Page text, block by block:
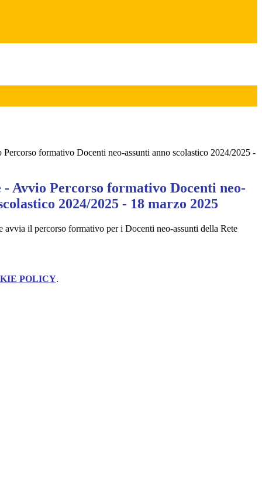
formativo Docenti neo-assunti anno scolastico 2024/2025 -
- Avvio Percorso formativo Docenti neo-
2024/2025 - 18 marzo 2025
il percorso formativo per i Docenti neo-assunti della Rete
POLICY.